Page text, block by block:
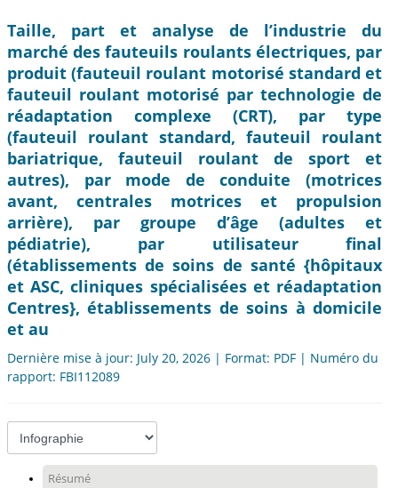
Taille, part et analyse de l’industrie du
marché des fauteuils roulants électriques, par
produit (fauteuil roulant motorisé standard et
fauteuil roulant motorisé par technologie de
réadaptation complexe (CRT), par type
(fauteuil roulant standard, fauteuil roulant
bariatrique, fauteuil roulant de sport et
autres), par mode de conduite (motrices
avant, centrales motrices et propulsion
arrière), par groupe d’âge (adultes et
pédiatrie), par utilisateur final
(établissements de soins de santé {hôpitaux
et ASC, cliniques spécialisées et réadaptation
Centres}, établissements de soins à domicile
et au
Dernière mise à jour: July 20, 2026 | Format: PDF | Numéro du
rapport: FBI112089
Résumé